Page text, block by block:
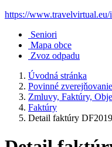
https://www.travelvirtual.eu/
Seniori
Mapa obce
Zvoz odpadu
Úvodná stránka
Povinné zverejňovanie
Zmluvy, Faktúry,
Faktúry
Detail faktúry